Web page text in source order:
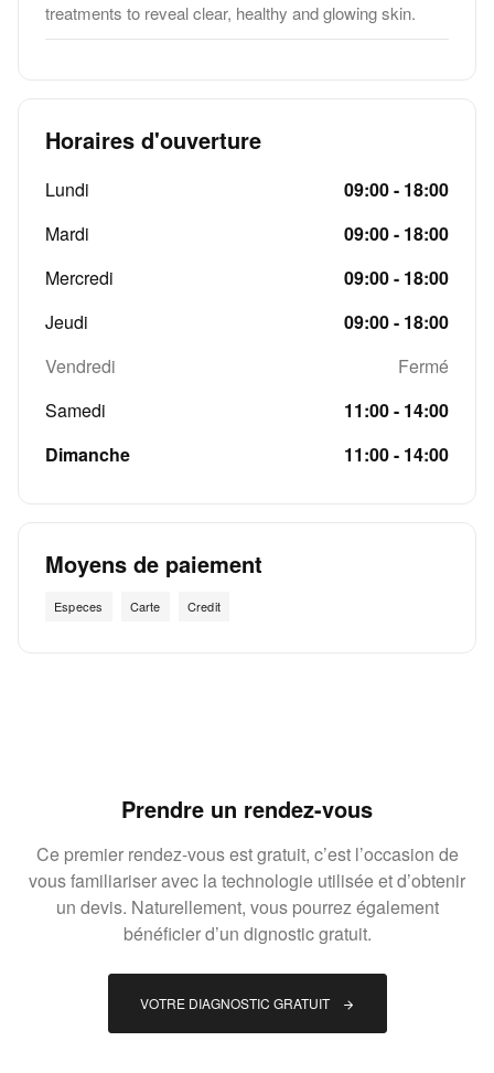
treatments to reveal clear, healthy and glowing skin.
Horaires d'ouverture
Lundi
09:00 - 18:00
Mardi
09:00 - 18:00
Mercredi
09:00 - 18:00
Jeudi
09:00 - 18:00
Vendredi
Fermé
Samedi
11:00 - 14:00
Dimanche
11:00 - 14:00
Moyens de paiement
Especes Carte Credit
Prendre un rendez-vous
Ce premier rendez-vous est gratuit, c’est l’occasion de
vous familiariser avec la technologie utilisée et d’obtenir
un devis. Naturellement, vous pourrez également
bénéficier d’un dignostic gratuit.
VOTRE DIAGNOSTIC GRATUIT